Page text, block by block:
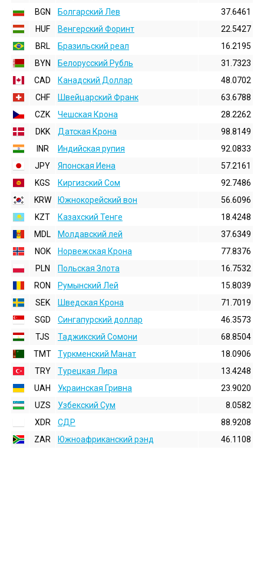
BGN
Болгарский Лев
37.6461
HUF
Венгерский Форинт
22.5427
BRL
Бразильский реал
16.2195
BYN
Белорусский Рубль
31.7323
CAD
Канадский Доллар
48.0702
CHF
Швейцарский Франк
63.6788
CZK
Чешская Крона
28.2262
DKK
Датская Крона
98.8149
INR
Индийская pупия
92.0833
JPY
Японская Иена
57.2161
KGS
Киргизский Сом
92.7486
KRW
Южнокорейский вон
56.6096
KZT
Казахский Тенге
18.4248
MDL
Молдавский лей
37.6349
NOK
Норвежская Крона
77.8376
PLN
Польская Злота
16.7532
RON
Румынский Лей
15.8039
SEK
Шведская Крона
71.7019
SGD
Сингапурский доллар
46.3573
TJS
Таджикский Сомони
68.8504
TMT
Туркменский Манат
18.0906
TRY
Турецкая Лира
13.4248
UAH
Украинская Гривна
23.9020
UZS
Узбекский Сум
8.0582
XDR
СДР
88.9208
ZAR
Южноафриканский рэнд 46.1108